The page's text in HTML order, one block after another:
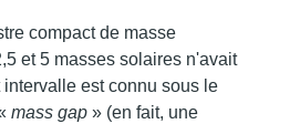
compact de masse
et 5 masses solaires n'avait
est connu sous le
mass gap » (en fait, une